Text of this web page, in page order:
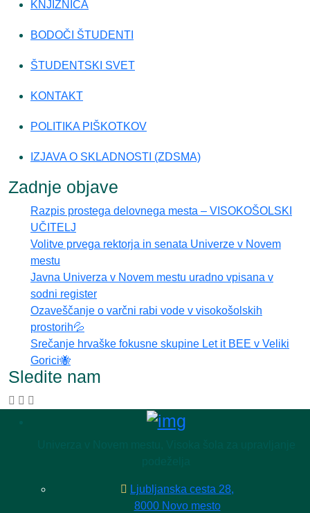
KNJIŽNICA
BODOČI ŠTUDENTI
ŠTUDENTSKI SVET
KONTAKT
POLITIKA PIŠKOTKOV
IZJAVA O SKLADNOSTI (ZDSMA)
Zadnje objave
Razpis prostega delovnega mesta – VISOKOŠOLSKI
UČITELJ
Volitve prvega rektorja in senata Univerze v Novem
mestu
Javna Univerza v Novem mestu uradno vpisana v
sodni register
Ozaveščanje o varčni rabi vode v visokošolskih
prostorih💦
Srečanje hrvaške fokusne skupine Let it BEE v Veliki
Gorici🐝
Sledite nam
Ljubljanska cesta 28,
8000 Novo mesto